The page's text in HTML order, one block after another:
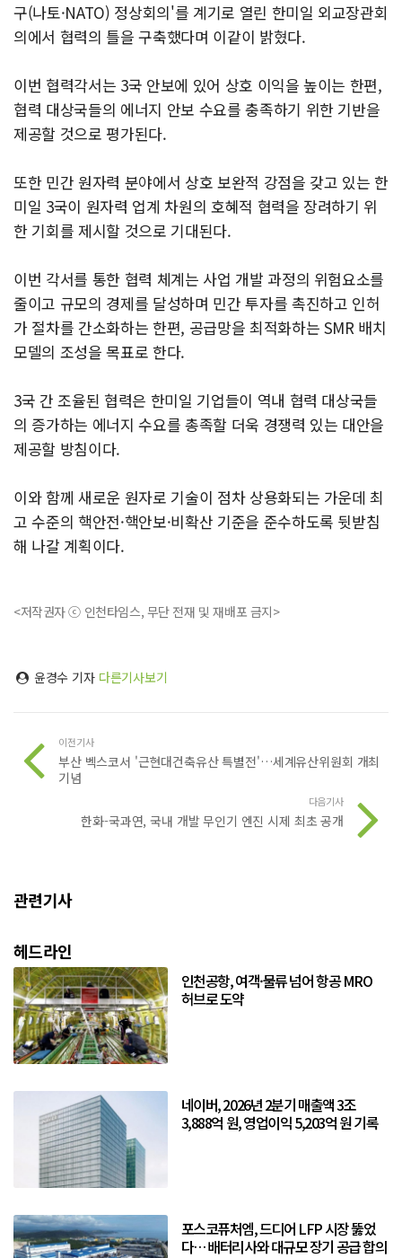
구(나토·NATO) 정상회의'를 계기로 열린 한미일 외교장관회
의에서 협력의 틀을 구축했다며 이같이 밝혔다.
이번 협력각서는 3국 안보에 있어 상호 이익을 높이는 한편,
협력 대상국들의 에너지 안보 수요를 충족하기 위한 기반을
제공할 것으로 평가된다.
또한 민간 원자력 분야에서 상호 보완적 강점을 갖고 있는 한
미일 3국이 원자력 업계 차원의 호혜적 협력을 장려하기 위
한 기회를 제시할 것으로 기대된다.
이번 각서를 통한 협력 체계는 사업 개발 과정의 위험요소를
줄이고 규모의 경제를 달성하며 민간 투자를 촉진하고 인허
가 절차를 간소화하는 한편, 공급망을 최적화하는 SMR 배치
모델의 조성을 목표로 한다.
3국 간 조율된 협력은 한미일 기업들이 역내 협력 대상국들
의 증가하는 에너지 수요를 총족할 더욱 경쟁력 있는 대안을
제공할 방침이다.
이와 함께 새로운 원자로 기술이 점차 상용화되는 가운데 최
고 수준의 핵안전·핵안보·비확산 기준을 준수하도록 뒷받침
해 나갈 계획이다.
<저작권자 ⓒ 인천타임스, 무단 전재 및 재배포 금지>
윤경수 기자 다른기사보기
이전기사
부산 벡스코서 '근현대건축유산 특별전'…세계유산위원회 개최
기념
다음기사
한화-국과연, 국내 개발 무인기 엔진 시제 최초 공개
관련기사
헤드라인
인천공항, 여객·물류 넘어 항공 MRO
허브로 도약
네이버, 2026년 2분기 매출액 3조
3,888억 원, 영업이익 5,203억 원 기록
포스코퓨처엠, 드디어 LFP 시장 뚫었
다… 배터리사와 대규모 장기 공급 합의